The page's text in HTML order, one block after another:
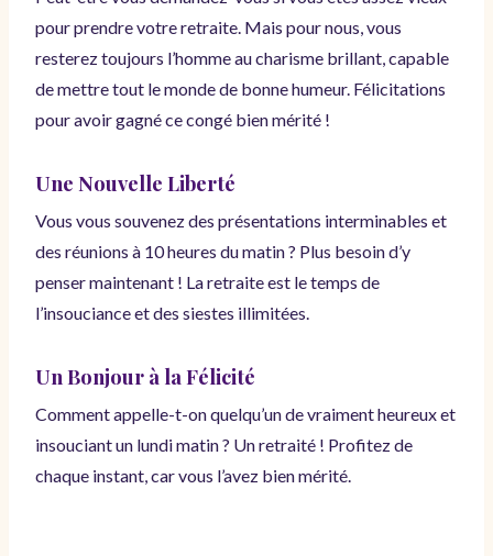
pour prendre votre retraite. Mais pour nous, vous
resterez toujours l’homme au charisme brillant, capable
de mettre tout le monde de bonne humeur. Félicitations
pour avoir gagné ce congé bien mérité !
Une Nouvelle Liberté
Vous vous souvenez des présentations interminables et
des réunions à 10 heures du matin ? Plus besoin d’y
penser maintenant ! La retraite est le temps de
l’insouciance et des siestes illimitées.
Un Bonjour à la Félicité
Comment appelle-t-on quelqu’un de vraiment heureux et
insouciant un lundi matin ? Un retraité ! Profitez de
chaque instant, car vous l’avez bien mérité.